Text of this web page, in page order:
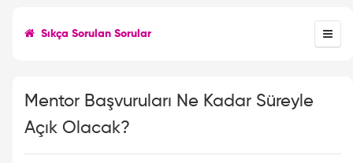
Sıkça Sorulan Sorular
Mentor Başvuruları Ne Kadar Süreyle
Açık Olacak?